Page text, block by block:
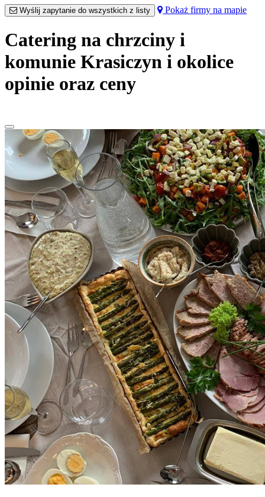
Wyślij zapytanie do wszystkich z listy Pokaż firmy na mapie
Catering na chrzciny i
komunie Krasiczyn i okolice
opinie oraz ceny